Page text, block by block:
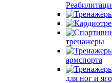
тренажеры
армспорта
для ног и